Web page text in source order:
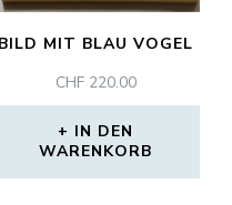
BILD MIT BLAU VOGEL
CHF220.00
IN DEN
WARENKORB